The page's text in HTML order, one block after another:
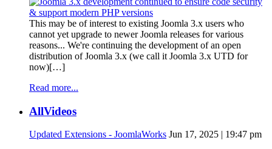
This may be of interest to existing Joomla 3.x users who
cannot yet upgrade to newer Joomla releases for various
reasons... We're continuing the development of an open
distribution of Joomla 3.x (we call it Joomla 3.x UTD for
now)[…]
Read more...
AllVideos
Updated Extensions - JoomlaWorks Jun 17, 2025 | 19:47 pm